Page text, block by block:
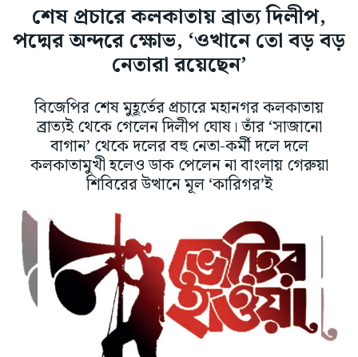
শেষ প্রচারে কলকাতায় ব্রাত্য দিলীপ,
পদ্মের অন্দরে ক্ষোভ, ‘ওখানে তো বড় বড়
নেতারা রয়েছেন’
বিজেপির শেষ মুহূর্তের প্রচারে মহানগর কলকাতায়
ব্রাত্যই থেকে গেলেন দিলীপ ঘোষ। তাঁর ‘সাজানো
বাগান’ থেকে দলের বহু নেতা-কর্মী দলে দলে
কলকাতামুখী হলেও ডাক পেলেন না বাংলায় গেরুয়া
শিবিরের উত্থানে মূল ‘কারিগর’ই